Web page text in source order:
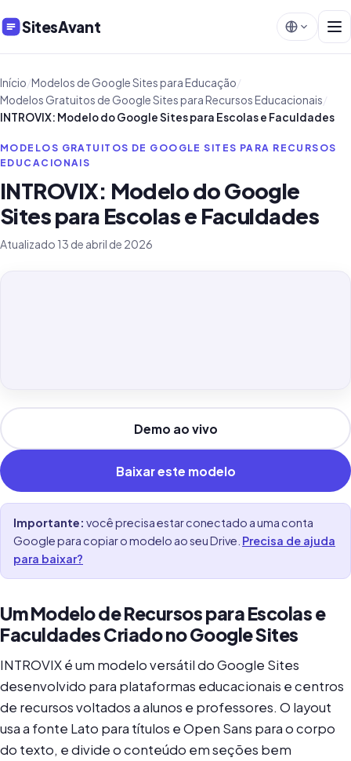
SitesAvant
Início/Modelos de Google Sites para Educação/
Modelos Gratuitos de Google Sites para Recursos Educacionais/
INTROVIX: Modelo do Google Sites para Escolas e Faculdades
MODELOS GRATUITOS DE GOOGLE SITES PARA RECURSOS
EDUCACIONAIS
INTROVIX: Modelo do Google
Sites para Escolas e Faculdades
Atualizado 13 de abril de 2026
Demo ao vivo
Baixar este modelo
Importante: você precisa estar conectado a uma conta
Google para copiar o modelo ao seu Drive. Precisa de ajuda
para baixar?
Um Modelo de Recursos para Escolas e
Faculdades Criado no Google Sites
INTROVIX é um modelo versátil do Google Sites
desenvolvido para plataformas educacionais e centros
de recursos voltados a alunos e professores. O layout
usa a fonte Lato para títulos e Open Sans para o corpo
do texto, e divide o conteúdo em seções bem